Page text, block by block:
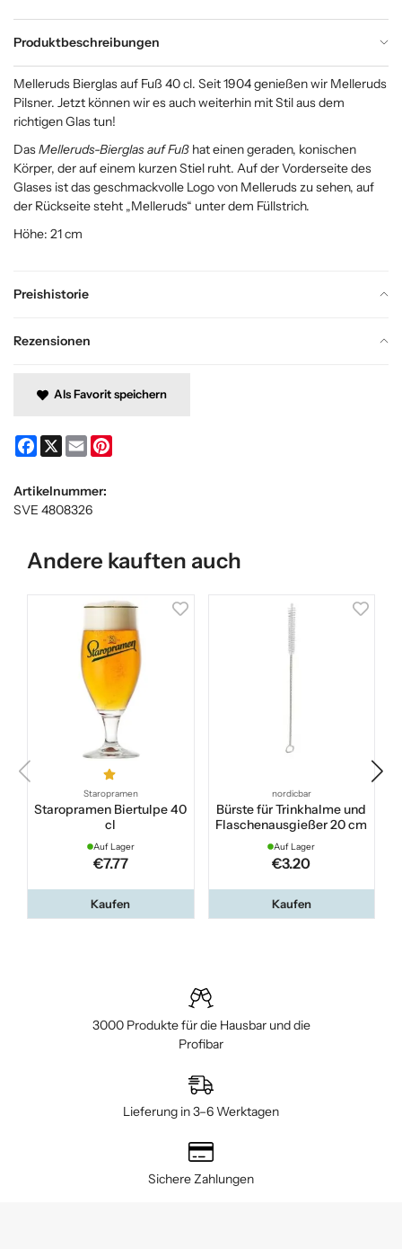
Produktbeschreibungen
Preishistorie
Rezensionen
Melleruds Bierglas auf Fuß 40 cl. Seit 1904 genießen wir Melleruds
Pilsner. Jetzt können wir es auch weiterhin mit Stil aus dem
richtigen Glas tun!
DasMelleruds-Bierglas auf Fuß hat einen geraden, konischen
Körper, der auf einem kurzen Stiel ruht. Auf der Vorderseite des
Glases ist das geschmackvolle Logo von Melleruds zu sehen, auf
der Rückseite steht „Melleruds“ unter dem Füllstrich.
Höhe: 21 cm
Als Favorit speichern
Facebook
X Email
Artikelnummer:
SVE 4808326
Andere kauften auch
Staropramen
Staropramen Biertulpe 40
cl
Auf Lager
€7.77
Kaufen
nordicbar
Bürste für Trinkhalme und
Flaschenausgießer 20 cm
Auf Lager
€3.20
Kaufen
3000 Produkte für die Hausbar und die
Profibar
Lieferung in 3–6 Werktagen
Sichere Zahlungen